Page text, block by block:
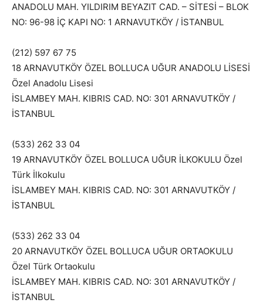
ANADOLU MAH. YILDIRIM BEYAZIT CAD. – SİTESİ – BLOK
NO: 96-98 İÇ KAPI NO: 1 ARNAVUTKÖY / İSTANBUL
(212) 597 67 75
18 ARNAVUTKÖY ÖZEL BOLLUCA UĞUR ANADOLU LİSESİ
Özel Anadolu Lisesi
İSLAMBEY MAH. KIBRIS CAD. NO: 301 ARNAVUTKÖY /
İSTANBUL
(533) 262 33 04
19 ARNAVUTKÖY ÖZEL BOLLUCA UĞUR İLKOKULU Özel
Türk İlkokulu
İSLAMBEY MAH. KIBRIS CAD. NO: 301 ARNAVUTKÖY /
İSTANBUL
(533) 262 33 04
20 ARNAVUTKÖY ÖZEL BOLLUCA UĞUR ORTAOKULU
Özel Türk Ortaokulu
İSLAMBEY MAH. KIBRIS CAD. NO: 301 ARNAVUTKÖY /
İSTANBUL